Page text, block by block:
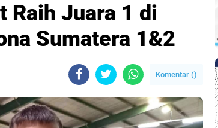
Raih Juara 1 di
Sumatera 1&2
Komentar ()